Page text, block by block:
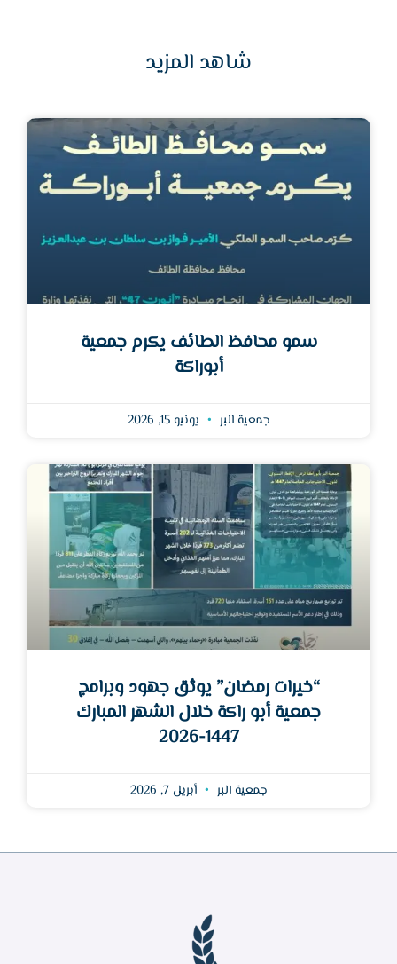
شاهد المزيد
سمو محافظ الطائف يكرم جمعية
أبوراكة
جمعية البر يونيو 15, 2026
“خيرات رمضان” يوثق جهود وبرامج
جمعية أبو راكة خلال الشهر المبارك
1447-2026
جمعية البر أبريل 7, 2026